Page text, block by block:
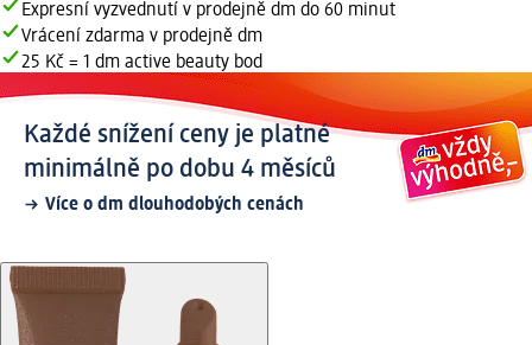
Expresní vyzvednutí v prodejně dm do 60 minut
Vrácení zdarma v prodejně dm
25 Kč = 1 dm active beauty bod
Každé snížení ceny je platné
minimálně po dobu 4 měsíců
Více o dm dlouhodobých cenách